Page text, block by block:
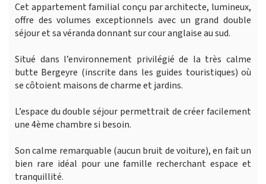
Cet appartement familial conçu par architecte, lumineux,
offre des volumes exceptionnels avec un grand double
séjour et sa véranda donnant sur cour anglaise au sud.
Situé dans l’environnement privilégié de la très calme
butte Bergeyre (inscrite dans les guides touristiques) où
se côtoient maisons de charme et jardins.
L’espace du double séjour permettrait de créer facilement
une 4ème chambre si besoin.
Son calme remarquable (aucun bruit de voiture), en fait un
bien rare idéal pour une famille recherchant espace et
tranquillité.